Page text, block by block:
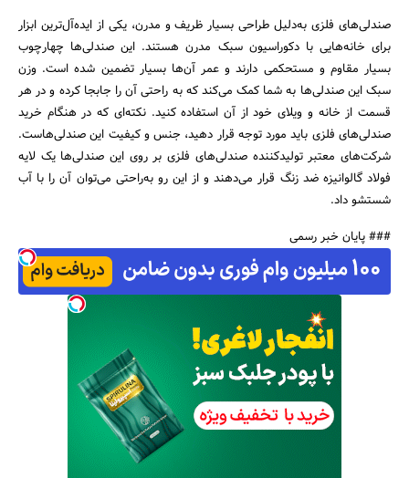
صندلی‌های فلزی به‌دلیل طراحی بسیار ظریف و مدرن، یکی از ایده‌آل‌ترین ابزار
برای خانه‌هایی با دکوراسیون سبک مدرن هستند. این صندلی‌ها چهارچوب
بسیار مقاوم و مستحکمی دارند و عمر آن‌ها بسیار تضمین شده است. وزن
سبک این صندلی‌ها به شما کمک می‌کند که به راحتی آن را جابجا کرده و در هر
قسمت از خانه و ویلای خود از آن استفاده کنید. نکته‌ای که در هنگام خرید
صندلی‌های فلزی باید مورد توجه قرار دهید، جنس و کیفیت این صندلی‌هاست.
شرکت‌های معتبر تولیدکننده صندلی‌های فلزی بر روی این صندلی‌ها یک لایه
فولاد گالوانیزه ضد زنگ قرار می‌دهند و از این رو به‌راحتی می‌توان آن را با آب
شستشو داد.
### پایان خبر رسمی